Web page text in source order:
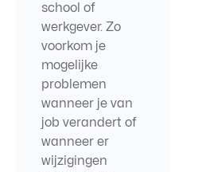
school of
werkgever. Zo
voorkom je
mogelijke
problemen
wanneer je van
job verandert of
wanneer er
wijzigingen